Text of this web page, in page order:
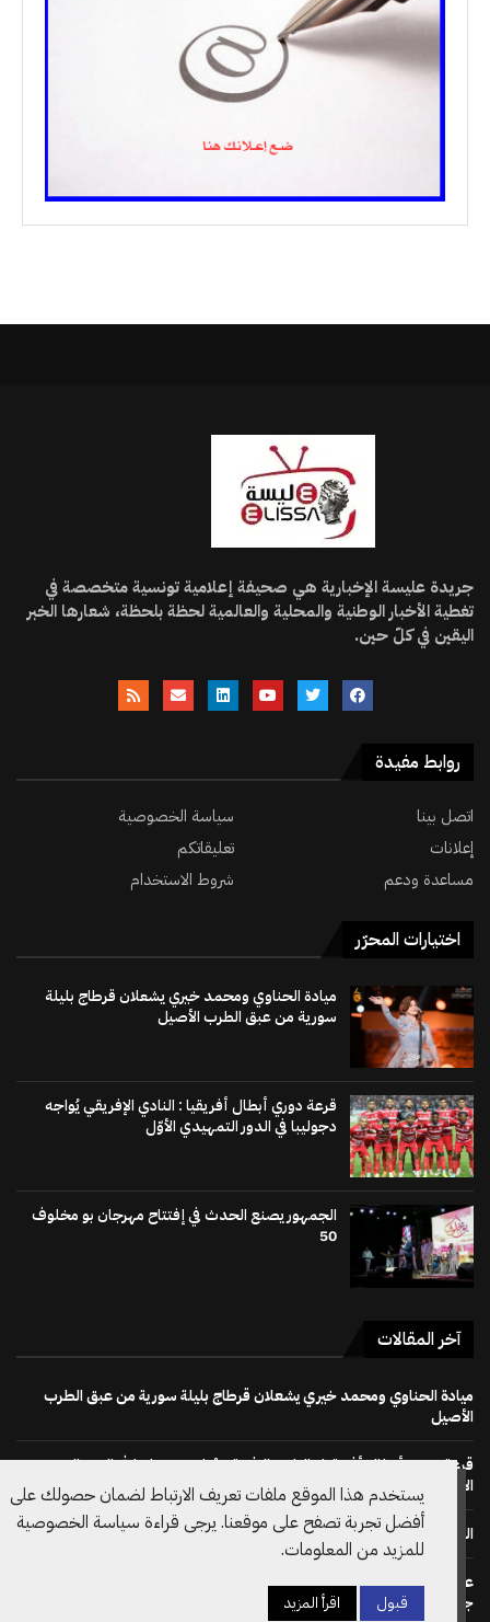
جريدة عليسة الإخبارية هي صحيفة إعلامية تونسية متخصصة في
تغطية الأخبار الوطنية والمحلية والعالمية لحظة بلحظة، شعارها الخبر
اليقين في كلّ حين.
روابط مفيدة
اتصل بينا
سياسة الخصوصية
إعلانات
تعليقاتكم
مساعدة ودعم
شروط الاستخدام
اختيارات المحرّر
ميادة الحناوي ومحمد خيري يشعلان قرطاج بليلة
سورية من عبق الطرب الأصيل
قرعة دوري أبطال أفريقيا : النادي الإفريقي يُواجه
دجوليبا في الدور التمهيدي الأوّل
الجمهور يصنع الحدث في إفتتاح مهرجان بو مخلوف
50
آخر المقالات
ميادة الحناوي ومحمد خيري يشعلان قرطاج بليلة سورية من عبق الطرب
الأصيل
قرعة دوري أبطال أفريقيا : النادي الإفريقي يُواجه دجوليبا في الدور التمهيدي
الأوّل
الجمهور يصنع الحدث في إفتتاح مهرجان بو مخلوف 50
على خطى نظيره الويلزي: الاتحاد الانقليزي لكرة القدم يسحب دعم ترشح
جياني انفانتينو لرئاسة الفيفا مجددا
يستخدم هذا الموقع ملفات تعريف الارتباط لضمان حصولك على
أفضل تجربة تصفح على موقعنا. يرجى قراءة سياسة الخصوصية
للمزيد من المعلومات.
قبول اقرأ المزيد